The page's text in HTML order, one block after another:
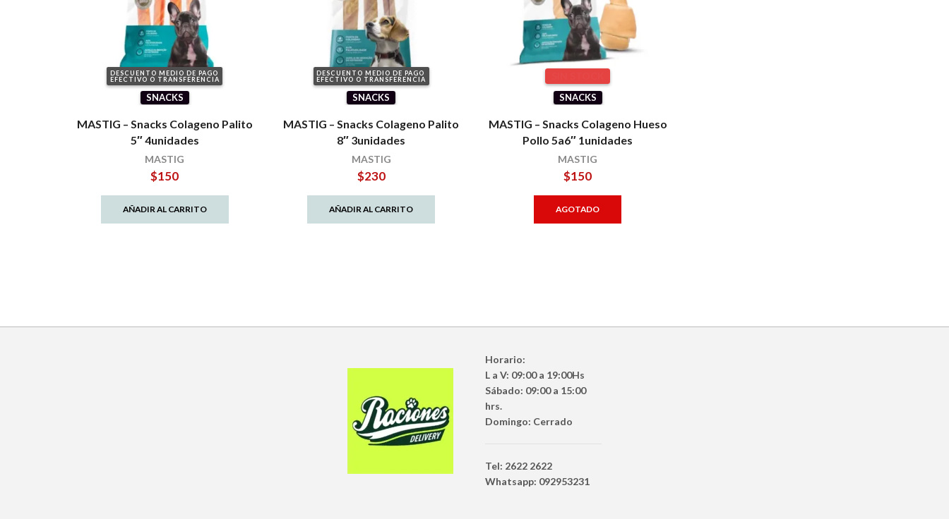
DESCUENTO MEDIO DE PAGO
EFECTIVO O TRANSFERENCIA
SNACKS
MASTIG – Snacks Colageno Palito
5″ 4unidades
MASTIG
$150
AÑADIR AL CARRITO
DESCUENTO MEDIO DE PAGO
EFECTIVO O TRANSFERENCIA
SNACKS
MASTIG – Snacks Colageno Palito
8″ 3unidades
MASTIG
$230
AÑADIR AL CARRITO
SNACKS
MASTIG – Snacks Colageno Hueso
Pollo 5a6″ 1unidades
MASTIG
$150
AGOTADO
Horario:
L a V: 09:00 a 19:00Hs
Sábado: 09:00 a 15:00
hrs.
Domingo: Cerrado
Tel: 2622 2622
Whatsapp: 092953231